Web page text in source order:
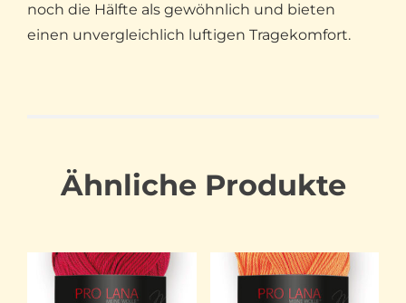
noch die Hälfte als gewöhnlich und bieten
einen unvergleichlich luftigen Tragekomfort.
Ähnliche Produkte